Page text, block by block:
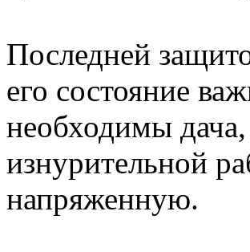
Последней
его состояние
необходимы
изнурительной
напряженную.